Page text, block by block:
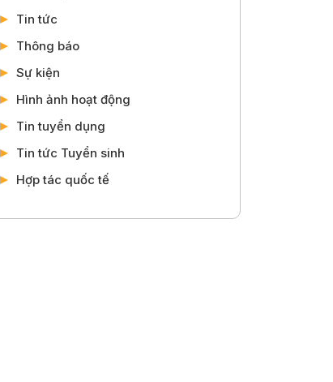
Tin tức
Thông báo
Sự kiện
Hình ảnh hoạt động
Tin tuyển dụng
Tin tức Tuyển sinh
Hợp tác quốc tế